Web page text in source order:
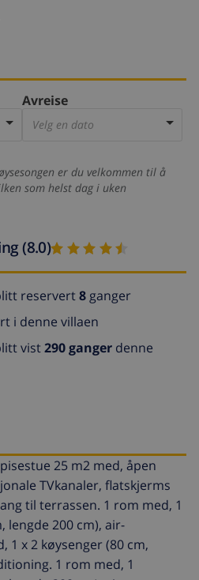
Avreise
Velg en dato
er du velkommen til å
som helst dag i uken
(8.0)
reservert8ganger
i denne villaen
vist290 ganger denne
25 m2 med, åpen
TVkanaler, flatskjerms
til terrassen. 1 rom med, 1
lengde 200 cm), air-
1 x 2 køysenger (80 cm,
1 rom med, 1